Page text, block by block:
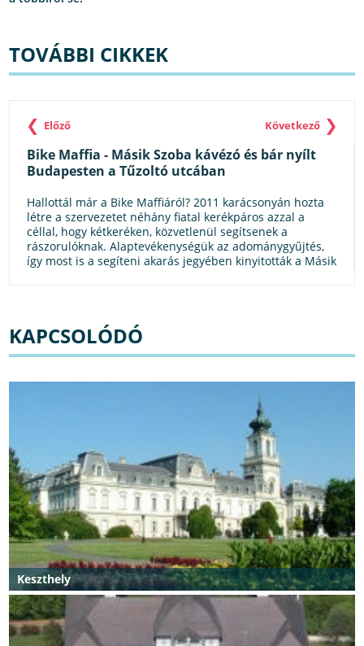
TOVÁBBI CIKKEK
Bike Maffia - Másik Szoba kávézó és bár nyílt
Budapesten a Tűzoltó utcában
Hallottál már a Bike Maffiáról? 2011 karácsonyán hozta
létre a szervezetet néhány fiatal kerékpáros azzal a
céllal, hogy kétkeréken, közvetlenül segítsenek a
rászorulóknak. Alaptevékenységük az adománygyűjtés,
így most is a segíteni akarás jegyében kinyitották a Másik
❮ Előző Következő ❯
KAPCSOLÓDÓ
Keszthely